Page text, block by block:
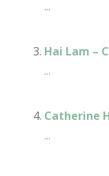
...
Hai Lam –
...
Catherine
...